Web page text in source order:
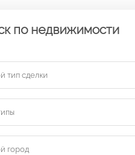
по недвижимости
тип сделки
город